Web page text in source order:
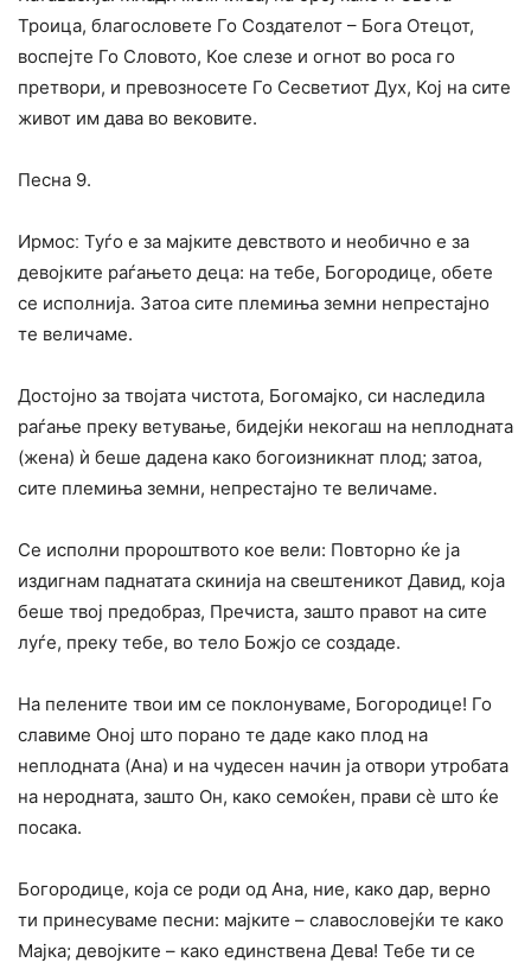
Троица, благословете Го Создателот – Бога Отецот,
воспејте Го Словото, Кое слезе и огнот во роса го
претвори, и превозносете Го Сесветиот Дух, Кој на сите
живот им дава во вековите.
Песна 9.
Ирмосː Туѓо е за мајките девството и необично е за
девојките раѓањето деца: на тебе, Богородице, обете
се исполнија. Затоа сите племиња земни непрестајно
те величаме.
Достојно за твојата чистота, Богомајко, си наследила
раѓање преку ветување, бидејќи некогаш на неплодната
(жена) ѝ беше дадена како богоизникнат плод; затоа,
сите племиња земни, непрестајно те величаме.
Се исполни пророштвото кое вели: Повторно ќе ја
издигнам паднатата скинија на свештеникот Давид, која
беше твој предобраз, Пречиста, зашто правот на сите
луѓе, преку тебе, во тело Божјо се создаде.
На пелените твои им се поклонуваме, Богородице! Го
славиме Оној што порано те даде како плод на
неплодната (Ана) и на чудесен начин ја отвори утробата
на неродната, зашто Он, како семоќен, прави сѐ што ќе
посака.
Богородице, која се роди од Ана, ние, како дар, верно
ти принесуваме песни: мајките – славословејќи те како
Мајка; девојките – како единствена Дева! Тебе ти се